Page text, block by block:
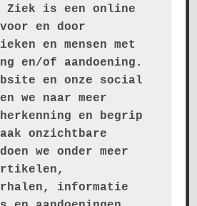
Ziek is een online
en door
en mensen met
en/of aandoening.
en onze social
we naar meer
en begrip
onzichtbare
we onder meer
informatie